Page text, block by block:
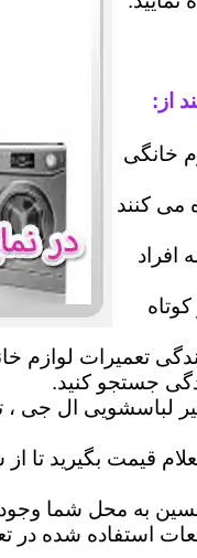
از:
خانگی
می کنند
افراد
تعمیرات
جستجو کنید.
لباسشویی ال جی
قیمت بگیرید تا
به محل شما وجود
شده در